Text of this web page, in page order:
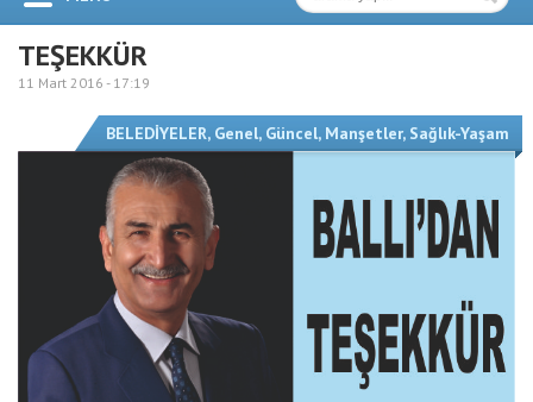
TEŞEKKÜR
11 Mart 2016 - 17:19
BELEDİYELER, Genel, Güncel, Manşetler, Sağlık-Yaşam